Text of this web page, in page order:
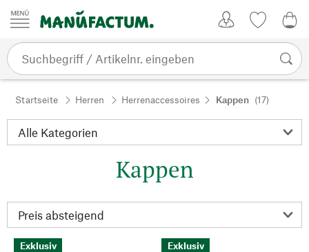
Zum Inhalt springen
Startseite Herren Herrenaccessoires Kappen (17)
Kappen
Exklusiv Exklusiv